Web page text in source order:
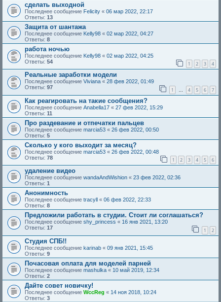
сделать выходной
Последнее сообщение Felicity « 06 мар 2022, 22:17
Ответы: 13
Защита от шантажа
Последнее сообщение Kelly98 « 02 мар 2022, 04:27
Ответы: 8
работа ночью
Последнее сообщение Kelly98 « 02 мар 2022, 04:25
Ответы: 54 1 2 3 4
Реальные заработки модели
Последнее сообщение Viviana « 28 фев 2022, 01:49
Ответы: 97 1 … 4 5 6 7
Как реагировать на такие сообщения?
Последнее сообщение Anabella17 « 27 фев 2022, 15:29
Ответы: 11
Про раздевание и отпечатки пальцев
Последнее сообщение marcia53 « 26 фев 2022, 00:50
Ответы: 5
Сколько у кого выходит за месяц?
Последнее сообщение marcia53 « 26 фев 2022, 00:48
Ответы: 78 1 2 3 4 5 6
удаление видео
Последнее сообщение wandaAndWishion « 23 фев 2022, 02:36
Ответы: 1
Анонимность
Последнее сообщение tracyll « 06 фев 2022, 22:33
Ответы: 8
Предложили работать в студии. Стоит ли соглашаться?
Последнее сообщение shy_princess « 16 янв 2021, 13:20
Ответы: 17 1 2
Студия СПБ!!
Последнее сообщение karinab « 09 янв 2021, 15:45
Ответы: 9
Почасовая оплата для моделей парней
Последнее сообщение mashulka « 10 май 2019, 12:34
Ответы: 2
Дайте совет новичку!
Последнее сообщение WccReg « 14 ноя 2018, 10:24
Ответы: 3